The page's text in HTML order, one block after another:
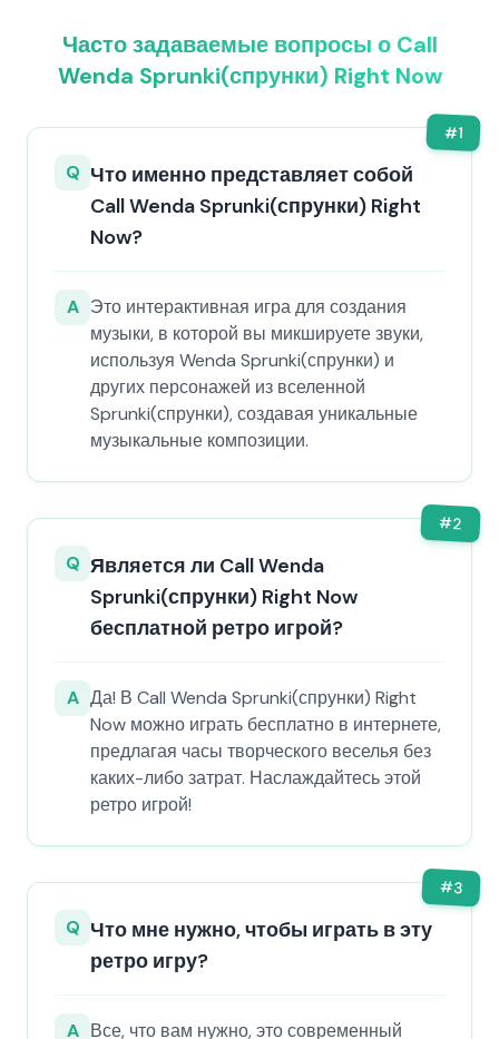
Часто задаваемые вопросы о Call
Wenda Sprunki(спрунки) Right Now
#1
Q Что именно представляет собой
Call Wenda Sprunki(спрунки) Right
Now?
A Это интерактивная игра для создания
музыки, в которой вы микшируете звуки,
используя Wenda Sprunki(спрунки) и
других персонажей из вселенной
Sprunki(спрунки), создавая уникальные
музыкальные композиции.
#2
Q Является ли Call Wenda
Sprunki(спрунки) Right Now
бесплатной ретро игрой?
A Да! В Call Wenda Sprunki(спрунки) Right
Now можно играть бесплатно в интернете,
предлагая часы творческого веселья без
каких-либо затрат. Наслаждайтесь этой
ретро игрой!
#3
Q Что мне нужно, чтобы играть в эту
ретро игру?
A Все, что вам нужно, это современный